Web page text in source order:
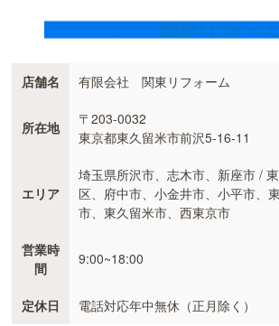
店舗名 有限会社 関東リフォーム
所在地
〒203-0032
東京都東久留米市前沢5-16-11
エリア
埼玉県所沢市、志木市、新座市 /
区、府中市、小金井市、小平市、
市、東久留米市、西東京市
営業時
間
9:00~18:00
定休日 電話対応年中無休（正月除く）